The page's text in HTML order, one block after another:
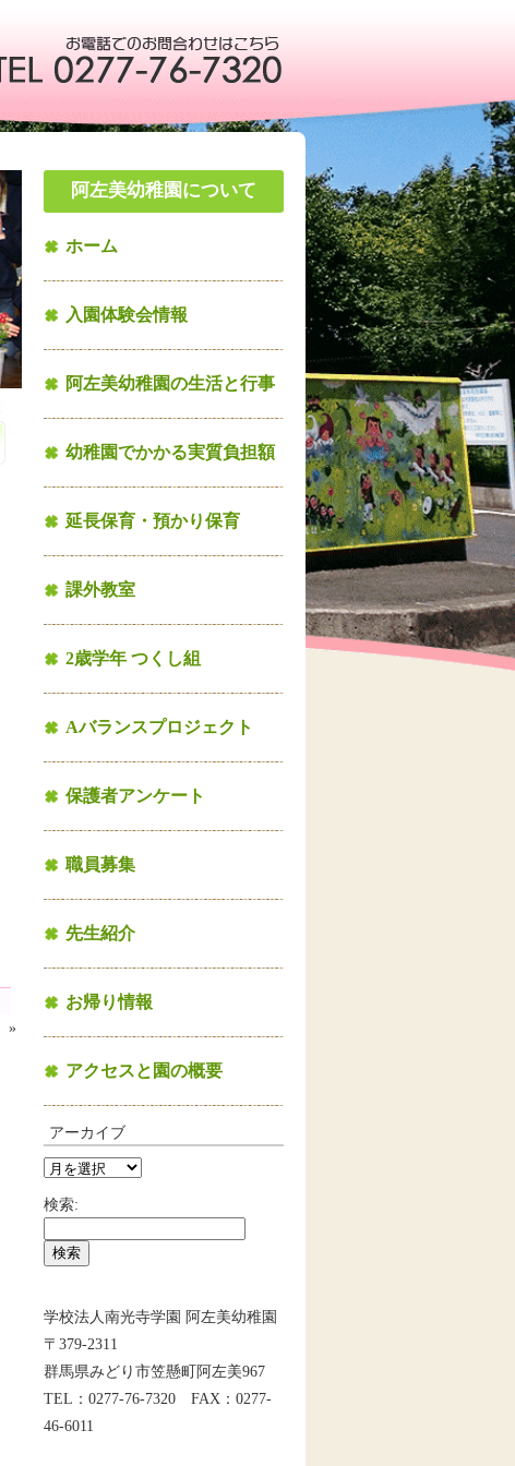
»
阿左美幼稚園について
ホーム
入園体験会情報
阿左美幼稚園の生活と行事
幼稚園でかかる実質負担額
延長保育・預かり保育
課外教室
2歳学年 つくし組
Aバランスプロジェクト
保護者アンケート
職員募集
先生紹介
お帰り情報
アクセスと園の概要
アーカイブ
検索:
学校法人南光寺学園 阿左美幼稚園
〒379-2311
群馬県みどり市笠懸町阿左美967
TEL：0277-76-7320 FAX：0277-
46-6011